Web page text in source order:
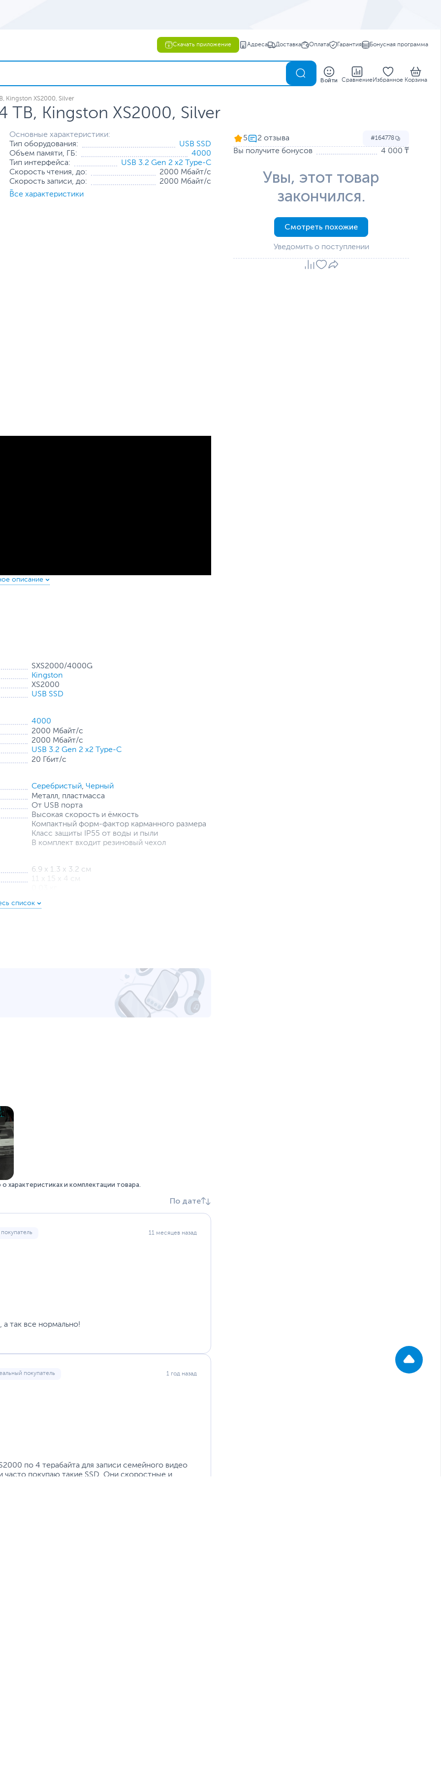
Скачать приложение Адреса Доставка Оплата Гарантия Бонусная программа
Войти Сравнение Избранное Корзина
Kingston XS2000, Silver
TB, Kingston XS2000, Silver
Основные характеристики:
Тип оборудования:
USB SSD
Объем памяти, ГБ:
4000
Тип интерфейса:
USB 3.2 Gen 2 x2 Type-C
Скорость чтения, до:
2000 Мбайт/с
Скорость записи, до:
2000 Мбайт/с
Все характеристики
Все характеристики
5 164778
Вы получите бонусов 4 000 ₸
Увы, этот товар
закончился.
Смотреть похожие
Уведомить о поступлении
Kingston обеспечивает скорости USB 3.2 Gen 2x2
внешнем накопителе. Благодаря высочайшей
производительность, не создавая помех для
4 ТБ, который позволяет выгружать и
формата 8K и документы большого размера в
будущие требования к хранению данных и изначально
создателям контента возможность доступа
от того, работаете ли вы, отдыхаете или
прочный чехол и имеющий класс защиты
на природе или во время ваших
данных в дороге.
видеофайлов формата 8K и документов большого
SXS2000/4000G
Kingston
XS2000
USB SSD
4000
2000 Мбайт/с
2000 Мбайт/с
USB 3.2 Gen 2 x2 Type-C
20 Гбит/с
Cеребристый,Черный
Металл, пластмасса
От USB порта
Высокая скорость и ёмкость
Компактный форм-фактор карманного размера
Класс защиты IP55 от воды и пыли
В комплект входит резиновый чехол
6.9 х 1.3 х 3.2 см
11 х 15 х 4 см
RTL
выделите текст с ошибкой и нажмите Ctrl+Enter.
и комплектации товара.
По дате
11 месяцев назад
так все нормально!
покупатель 1 год назад
по 4 терабайта для записи семейного видео
часто покупаю такие SSD. Они скоростные и